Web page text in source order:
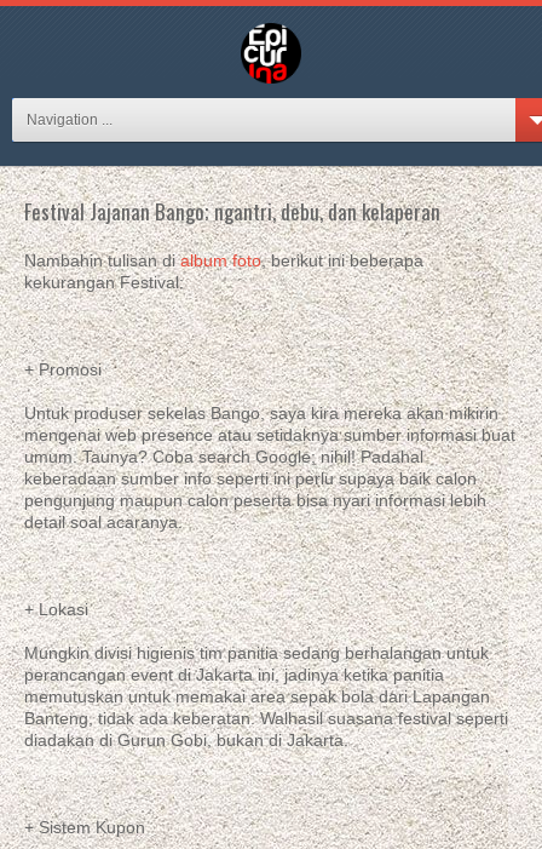
Navigation ...
Festival Jajanan Bango; ngantri, debu, dan kelaperan
Nambahin tulisan dialbum foto, berikut ini beberapa
kekurangan Festival:
+ Promosi
Untuk produser sekelas Bango, saya kira mereka akan mikirin
mengenai web presence atau setidaknya sumber informasi buat
umum. Taunya? Coba search Google; nihil! Padahal
keberadaan sumber info seperti ini perlu supaya baik calon
pengunjung maupun calon peserta bisa nyari informasi lebih
detail soal acaranya.
+ Lokasi
Mungkin divisi higienis tim panitia sedang berhalangan untuk
perancangan event di Jakarta ini, jadinya ketika panitia
memutuskan untuk memakai area sepak bola dari Lapangan
Banteng, tidak ada keberatan. Walhasil suasana festival seperti
diadakan di Gurun Gobi, bukan di Jakarta.
+ Sistem Kupon